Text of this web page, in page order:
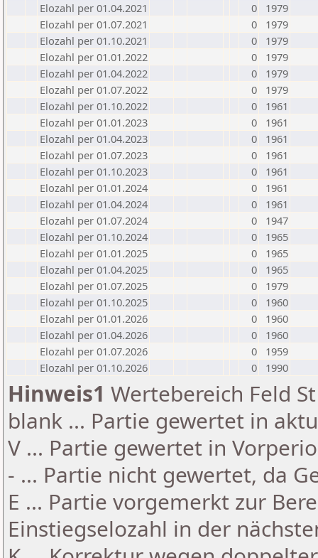
Elozahl per 01.04.2021
0
1979
Elozahl per 01.07.2021
0
1979
Elozahl per 01.10.2021
0
1979
Elozahl per 01.01.2022
0
1979
Elozahl per 01.04.2022
0
1979
Elozahl per 01.07.2022
0
1979
Elozahl per 01.10.2022
0
1961
Elozahl per 01.01.2023
0
1961
Elozahl per 01.04.2023
0
1961
Elozahl per 01.07.2023
0
1961
Elozahl per 01.10.2023
0
1961
Elozahl per 01.01.2024
0
1961
Elozahl per 01.04.2024
0
1961
Elozahl per 01.07.2024
0
1947
Elozahl per 01.10.2024
0
1965
Elozahl per 01.01.2025
0
1965
Elozahl per 01.04.2025
0
1965
Elozahl per 01.07.2025
0
1979
Elozahl per 01.10.2025
0
1960
Elozahl per 01.01.2026
0
1960
Elozahl per 01.04.2026
0
1960
Elozahl per 01.07.2026
0
1959
Elozahl per 01.10.2026
0 1990
Hinweis1 Wertebereich Feld
blank ... Partie gewertet in
V ... Partie gewertet in
- ... Partie nicht gewertet, da
E ... Partie vorgemerkt zur
Einstiegselozahl in der